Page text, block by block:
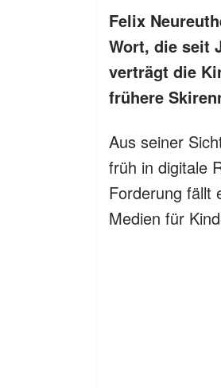
Felix
Wort, die seit
verträgt die
frühere
Aus seiner
früh in digitale
Forderung fällt
Medien für